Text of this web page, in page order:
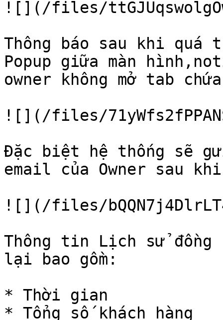
![](/files/
Thông báo sau khi
Popup giữa màn
owner không mở tab
![](/files/
Đặc biệt hệ thống sẽ
email của Owner sau
![](/files/
Thông tin Lịch sử đồng
lại bao gồm:
* Thời gian
* Tổng số khách hàng